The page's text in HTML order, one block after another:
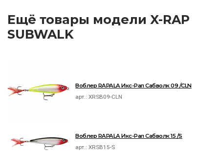
Ещё товары модели X-RAP
SUBWALK
Воблер RAPALA Икс-Рап Сабволк 09 /CLN
арт.:XRSB09-CLN
Воблер RAPALA Икс-Рап Сабволк 15 /S
арт.:XRSB15-S